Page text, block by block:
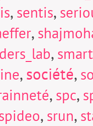
, sentis,
,
,
,société,
, spc,
, srun,